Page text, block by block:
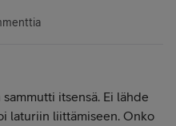
itsensä. Ei lähde
laturiin liittämiseen. Onko